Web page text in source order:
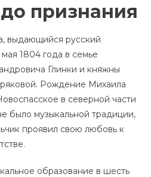
признания
выдающийся русский
1804 года в семье
Глинки и княжны
Рождение Михаила
в северной части
было музыкальной традиции,
проявил свою любовь к
образование в шесть